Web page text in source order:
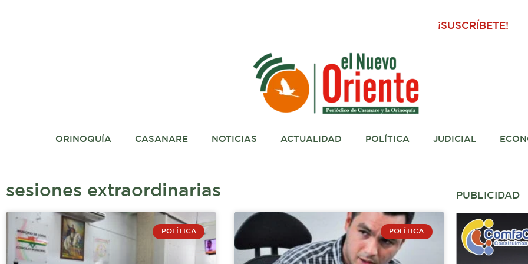
¡SUSCRÍBETE!
ORINOQUÍA CASANARE NOTICIAS ACTUALIDAD POLÍTICA JUDICIAL
sesiones extraordinarias
POLÍTICA POLÍTICA
PUBLICIDAD